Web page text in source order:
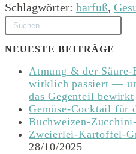
Schlagwörter: barfuß,
NEUESTE BEITRÄGE
Atmung & der Säure-
wirklich passiert —
das Gegenteil bewirkt
Gemüse-Cocktail für
Buchweizen-
Zweierlei-Kartoffel-
28/10/2025